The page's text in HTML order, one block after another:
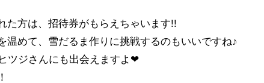
た方は、招待券がもらえちゃいます!!
めて、雪だるま作りに挑戦するのもいいですね♪
ツジさんにも出会えますよ❤